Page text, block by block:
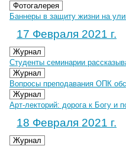
Фотогалерея
Баннеры в защиту жизни на
17 Февраля 2021 г.
Журнал
Студенты семинарии
Журнал
Вопросы преподавания ОПК
Журнал
Арт-лекторий: дорога к Богу и
18 Февраля 2021 г.
Журнал